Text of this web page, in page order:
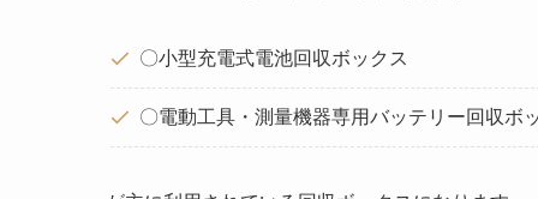
〇小型充電式電池回収ボックス
〇電動工具・測量機器専用バッテリー回収ボ